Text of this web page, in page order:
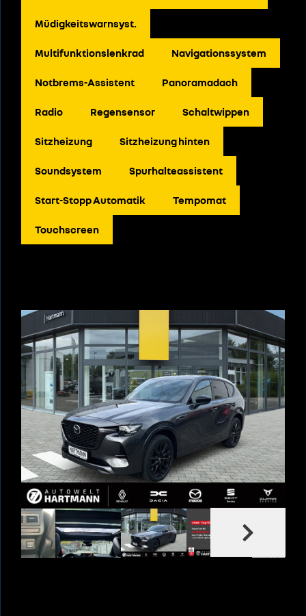
Müdigkeitswarnsyst.
Multifunktionslenkrad Navigationssystem
Notbrems-Assistent Panoramadach
Radio Regensensor Schaltwippen
Sitzheizung Sitzheizung hinten
Soundsystem Spurhalteassistent
Start-Stopp Automatik Tempomat
Touchscreen